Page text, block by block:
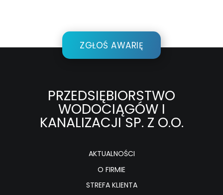
ZGŁOŚ AWARIĘ
PRZEDSIĘBIORSTWO
WODOCIĄGÓW I
KANALIZACJI SP. Z O.O.
AKTUALNOŚCI
O FIRMIE
STREFA KLIENTA